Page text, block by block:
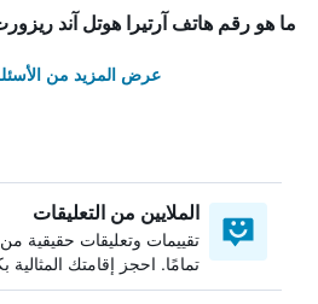
ما هو رقم هاتف آرتيرا هوتل آند
عرض المزيد من
الملايين من التعليقات
تقييمات وتعليقات حقيقية من
تمامًا. احجز إقامتك المثالية